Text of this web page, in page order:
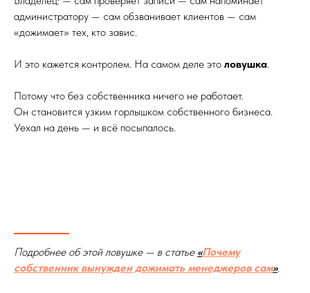
администратору — сам обзванивает клиентов — сам
«дожимает» тех, кто завис.
И это кажется контролем. На самом деле это ловушка.
Потому что без собственника ничего не работает.
Он становится узким горлышком собственного бизнеса.
Уехал на день — и всё посыпалось.
Подробнее об этой ловушке — в статье «Почему
собственник вынужден дожимать менеджеров сам».